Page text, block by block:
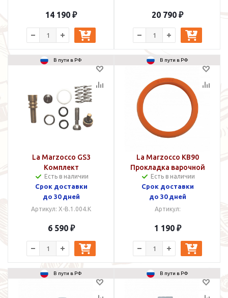
14 190 ₽ 20 790 ₽
В пути в РФ
La Marzocco GS3
Комплект
уплотнителей для
парового клапана
Есть в наличии
Срок доставки
до 30 дней
Артикул: X-B.1.004.K
6 590 ₽
В пути в РФ
La Marzocco KB90
Прокладка варочной
группы
Есть в наличии
Срок доставки
до 30 дней
Артикул:
1 190 ₽
В пути в РФ В пути в РФ